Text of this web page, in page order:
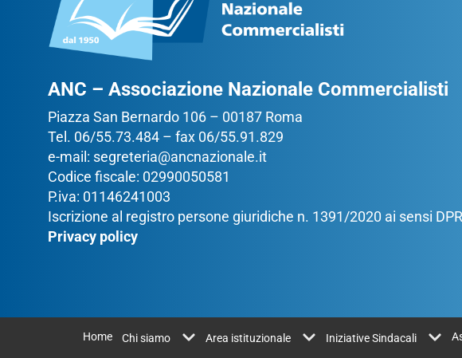
ANC – Associazione Nazionale Commercialisti
Piazza San Bernardo 106 – 00187 Roma
Tel. 06/55.73.484 – fax 06/55.91.829
e-mail: segreteria@ancnazionale.it
Codice fiscale: 02990050581
P.iva: 01146241003
Iscrizione al registro persone giuridiche n. 1391/2020 ai sensi
Privacy policy
Home Chi siamo Area istituzionale Iniziative Sindacali